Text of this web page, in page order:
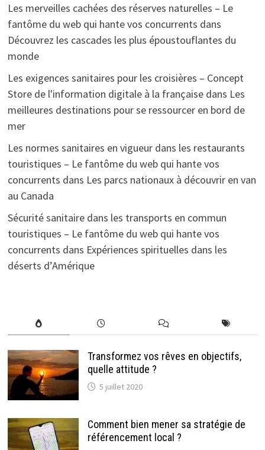
Les merveilles cachées des réserves naturelles – Le
fantôme du web qui hante vos concurrents dans
Découvrez les cascades les plus époustouflantes du
monde
Les exigences sanitaires pour les croisières – Concept
Store de l'information digitale à la françaisedans Les
meilleures destinations pour se ressourcer en bord de
mer
Les normes sanitaires en vigueur dans les restaurants
touristiques – Le fantôme du web qui hante vos
concurrents dans Les parcs nationaux à découvrir en van
au Canada
Sécurité sanitaire dans les transports en commun
touristiques – Le fantôme du web qui hante vos
concurrents dans Expériences spirituelles dans les
déserts d’Amérique
Transformez vos rêves en objectifs,
quelle attitude ?
5 juillet 2020
Comment bien mener sa stratégie de
référencement local ?